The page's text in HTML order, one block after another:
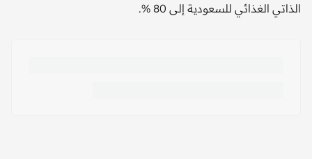
الذاتي الغذائي للسعودية إلى 80 %.